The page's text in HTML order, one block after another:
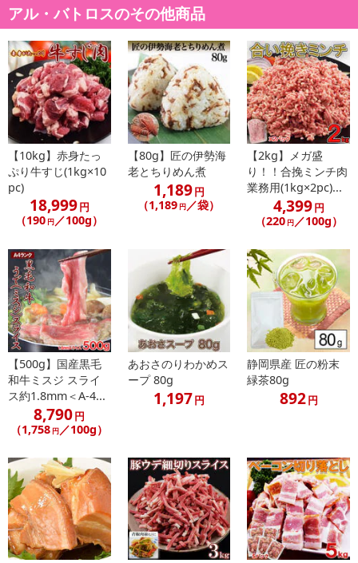
アル・バトロスのその他商品
【10kg】赤身たっ
ぷり牛すじ(1kg×10
pc)
18,999円
（190 円／100g）
【80g】匠の伊勢海
老とちりめん煮
1,189円
（1,189 円／袋）
【2kg】メガ盛
り！！合挽ミンチ肉
業務用(1kg×2pc)...
4,399円
（220 円／100g）
【500g】国産黒毛
和牛ミスジ スライ
ス約1.8mm＜A-4...
8,790円
（1,758 円 ／100g）
あおさのりわかめス
ープ 80g
1,197円
静岡県産 匠の粉末
緑茶80g
892円